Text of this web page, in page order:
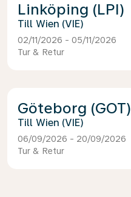
Linköping (LPI)
Wien (VIE)
02/11/2026 - 05/11/2026
Tur & Retur
Göteborg (GOT)
Wien (VIE)
06/09/2026 - 20/09/2026
Tur & Retur